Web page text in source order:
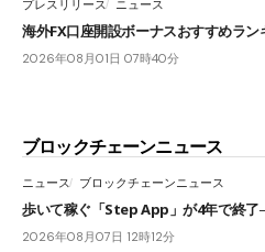
プレスリリース ニュース
海外FX口座開設ボーナスおすすめラ
2026年08月01日 07時40分
ブロックチェーンニュース
ニュース ブロックチェーンニュース
歩いて稼ぐ「Step App」が4年で終
2026年08月07日 12時12分